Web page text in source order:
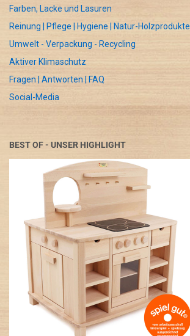
Farben, Lacke und Lasuren
Reinung | Pflege | Hygiene | Natur-Holzprodukte
Umwelt - Verpackung - Recycling
Aktiver Klimaschutz
Fragen | Antworten | FAQ
Social-Media
BEST OF - UNSER HIGHLIGHT